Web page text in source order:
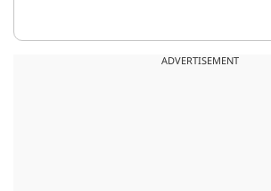
ADVERTISEMENT